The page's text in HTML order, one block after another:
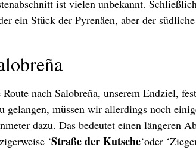
ist vielen unbekannt.
ein Stück der Pyrenäen, aber der
nach Salobreña, unserem Endziel,
müssen wir allerdings noch
dazu. Das bedeutet einen längeren
‘Straße der Kutsche‘oder